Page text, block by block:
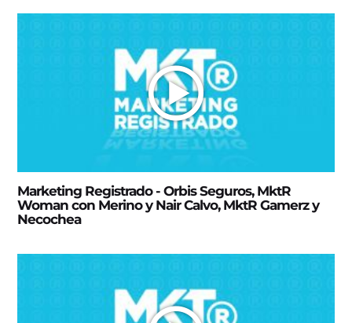
Marketing Registrado - Orbis Seguros, MktR
Woman con Merino y Nair Calvo, MktR Gamerz y
Necochea